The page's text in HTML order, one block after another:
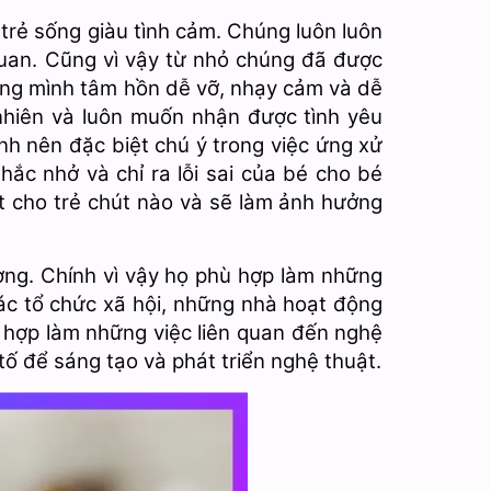
sống giàu tình cảm. Chúng luôn luôn
Cũng vì vậy từ nhỏ chúng đã được
mình tâm hồn dễ vỡ, nhạy cảm và dễ
và luôn muốn nhận được tình yêu
nên đặc biệt chú ý trong việc ứng xử
nhở và chỉ ra lỗi sai của bé cho bé
trẻ chút nào và sẽ làm ảnh hưởng
Chính vì vậy họ phù hợp làm những
tổ chức xã hội, những nhà hoạt động
làm những việc liên quan đến nghệ
để sáng tạo và phát triển nghệ thuật.